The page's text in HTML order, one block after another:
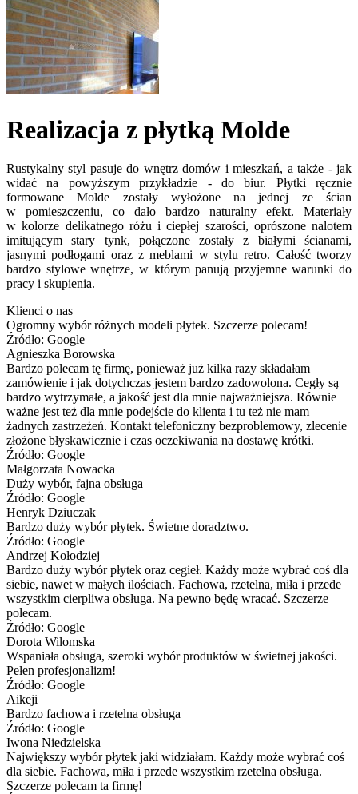
Realizacja z płytką Molde
Rustykalny styl pasuje do wnętrz domów i mieszkań, a także - jak
widać na powyższym przykładzie - do biur. Płytki ręcznie
formowane Molde zostały wyłożone na jednej ze ścian
w pomieszczeniu, co dało bardzo naturalny efekt. Materiały
w kolorze delikatnego różu i ciepłej szarości, oprószone nalotem
imitującym stary tynk, połączone zostały z białymi ścianami,
jasnymi podłogami oraz z meblami w stylu retro. Całość tworzy
bardzo stylowe wnętrze, w którym panują przyjemne warunki do
pracy i skupienia.
Klienci o nas
Ogromny wybór różnych modeli płytek. Szczerze polecam!
Źródło: Google
Agnieszka Borowska
Bardzo polecam tę firmę, ponieważ już kilka razy składałam
zamówienie i jak dotychczas jestem bardzo zadowolona. Cegły są
bardzo wytrzymałe, a jakość jest dla mnie najważniejsza. Równie
ważne jest też dla mnie podejście do klienta i tu też nie mam
żadnych zastrzeżeń. Kontakt telefoniczny bezproblemowy, zlecenie
złożone błyskawicznie i czas oczekiwania na dostawę krótki.
Źródło: Google
Małgorzata Nowacka
Duży wybór, fajna obsługa
Źródło: Google
Henryk Dziuczak
Bardzo duży wybór płytek. Świetne doradztwo.
Źródło: Google
Andrzej Kołodziej
Bardzo duży wybór płytek oraz cegieł. Każdy może wybrać coś dla
siebie, nawet w małych ilościach. Fachowa, rzetelna, miła i przede
wszystkim cierpliwa obsługa. Na pewno będę wracać. Szczerze
polecam.
Źródło: Google
Dorota Wilomska
Wspaniała obsługa, szeroki wybór produktów w świetnej jakości.
Pełen profesjonalizm!
Źródło: Google
Aikeji
Bardzo fachowa i rzetelna obsługa
Źródło: Google
Iwona Niedzielska
Największy wybór płytek jaki widziałam. Każdy może wybrać coś
dla siebie. Fachowa, miła i przede wszystkim rzetelna obsługa.
Szczerze polecam ta firmę!